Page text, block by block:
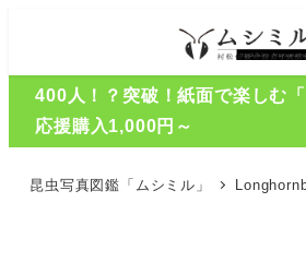
400人！？突破！紙面で楽しむ「
応援購入1,000円～
昆虫写真図鑑「ムシミル」